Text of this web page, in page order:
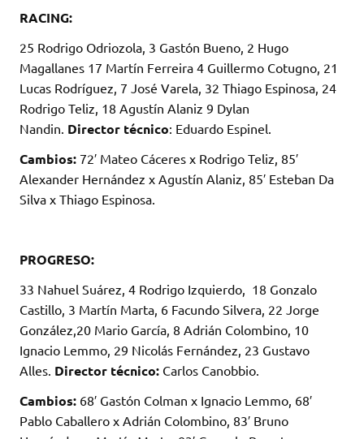
RACING:
25 Rodrigo Odriozola, 3 Gastón Bueno, 2 Hugo
Magallanes 17 Martín Ferreira 4 Guillermo Cotugno, 21
Lucas Rodríguez, 7 José Varela, 32 Thiago Espinosa, 24
Rodrigo Teliz, 18 Agustín Alaniz 9 Dylan
Nandin. Director técnico: Eduardo Espinel.
Cambios: 72′ Mateo Cáceres x Rodrigo Teliz, 85′
Alexander Hernández x Agustín Alaniz, 85′ Esteban Da
Silva x Thiago Espinosa.
PROGRESO:
33 Nahuel Suárez, 4 Rodrigo Izquierdo, 18 Gonzalo
Castillo, 3 Martín Marta, 6 Facundo Silvera, 22 Jorge
González,20 Mario García, 8 Adrián Colombino, 10
Ignacio Lemmo, 29 Nicolás Fernández, 23 Gustavo
Alles. Director técnico: Carlos Canobbio.
Cambios: 68′ Gastón Colman x Ignacio Lemmo, 68′
Pablo Caballero x Adrián Colombino, 83′ Bruno